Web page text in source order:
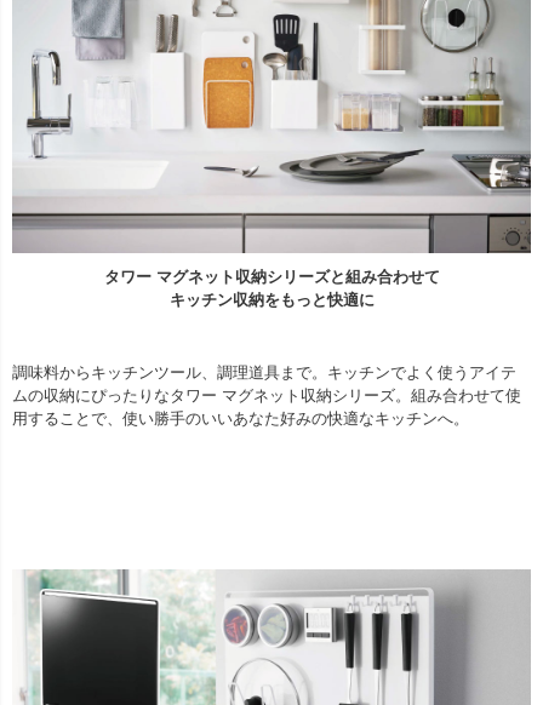
タワー マグネット収納シリーズと組み合わせて
キッチン収納をもっと快適に
調味料からキッチンツール、調理道具まで。キッチンでよく使うアイテ
ムの収納にぴったりなタワー マグネット収納シリーズ。組み合わせて使
用することで、使い勝手のいいあなた好みの快適なキッチンへ。